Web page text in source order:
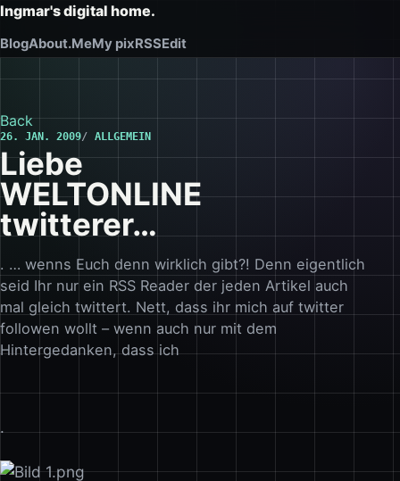
Ingmar's digital home.
BlogAbout.MeMy pixRSSEdit
Back
26. JAN. 2009 ALLGEMEIN
Liebe
WELTONLINE
twitterer…
. … wenns Euch denn wirklich gibt?! Denn eigentlich
seid Ihr nur ein RSS Reader der jeden Artikel auch
mal gleich twittert. Nett, dass ihr mich auf twitter
followen wollt – wenn auch nur mit dem
Hintergedanken, dass ich
.